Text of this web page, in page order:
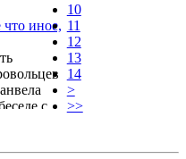
иное,
с
10
11
12
13
14
>
>>